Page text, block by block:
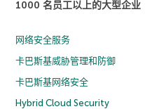
1000 名员工以上的大型企业
网络安全服务
卡巴斯基威胁管理和防御
卡巴斯基网络安全
Hybrid Cloud Security